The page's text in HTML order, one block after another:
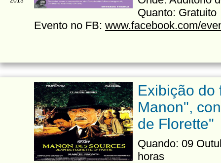
Quanto: Gratuito
Evento no FB: www.facebook.com/
Exibição do
Manon",
de Florette"
Quando: 09
horas